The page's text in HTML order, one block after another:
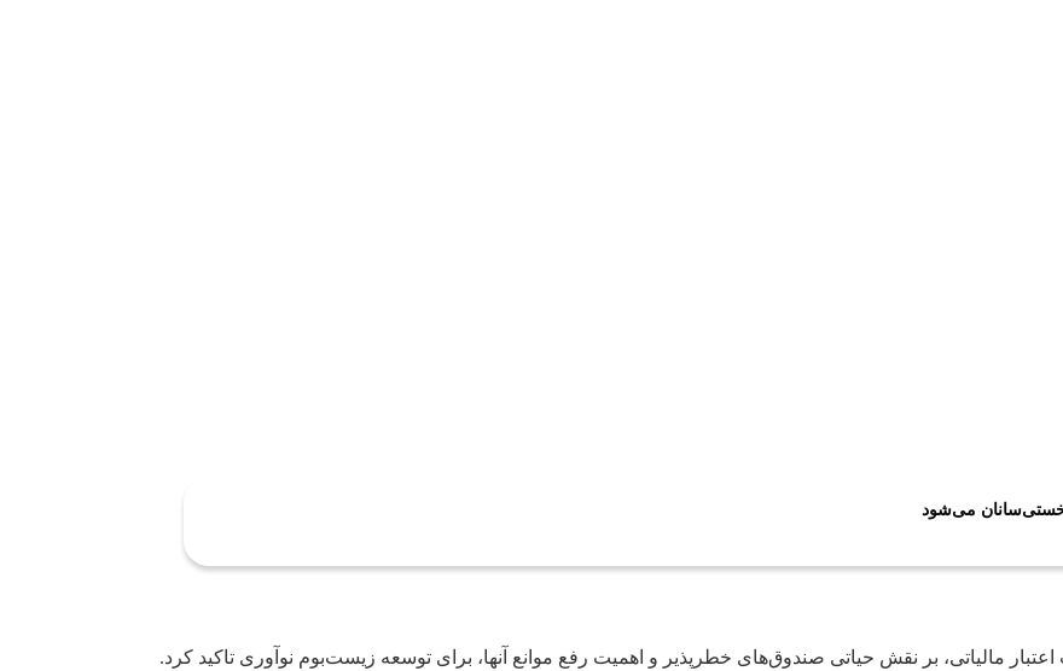
می‌شود
مالیاتی، بر نقش حیاتی صندوق‌های خطرپذیر و اهمیت رفع موانع آنها، برای توسعه زیست‌بوم نوآوری تاکید کرد.